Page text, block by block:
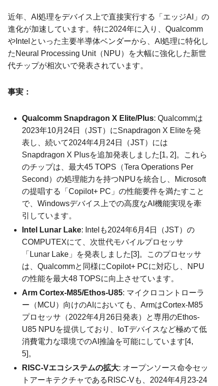
近年、AI処理をデバイス上で直接実行する「エッジAI」の
進化が加速しています。特に2024年に入り、Qualcomm
やIntelといった主要半導体ベンダーから、AI処理に特化し
たNeural Processing Unit（NPU）を大幅に強化した新世
代チップが相次いで発表されています。
事実：
Qualcomm Snapdragon X Elite/Plus: Qualcommは
2023年10月24日（JST）にSnapdragon X Eliteを発
表し、続いて2024年4月24日（JST）には
Snapdragon X Plusを追加発表しました[1, 2]。これら
のチップは、最大45 TOPS（Tera Operations Per
Second）の処理能力を持つNPUを統合し、Microsoft
の提唱する「Copilot+ PC」の性能要件を満たすこと
で、Windowsデバイス上での高度なAI機能実現を牽
引しています。
Intel Lunar Lake: Intelも2024年6月4日（JST）の
COMPUTEXにて、次世代モバイルプロセッサ
「Lunar Lake」を発表しました[3]。このプロセッサ
は、Qualcommと同様にCopilot+ PCに対応し、NPU
の性能を最大48 TOPSに向上させています。
Arm Cortex-M85/Ethos-U85: マイクロコントローラ
ー（MCU）向けのAIにおいても、ArmはCortex-M85
プロセッサ（2022年4月26日発表）と専用のEthos-
U85 NPUを提供しており、IoTデバイスなど極めて低
消費電力な環境でのAI推論を可能にしています[4,
5]。
RISC-Vエコシステムの拡大: オープンソース命令セッ
トアーキテクチャであるRISC-Vも、2024年4月23-24